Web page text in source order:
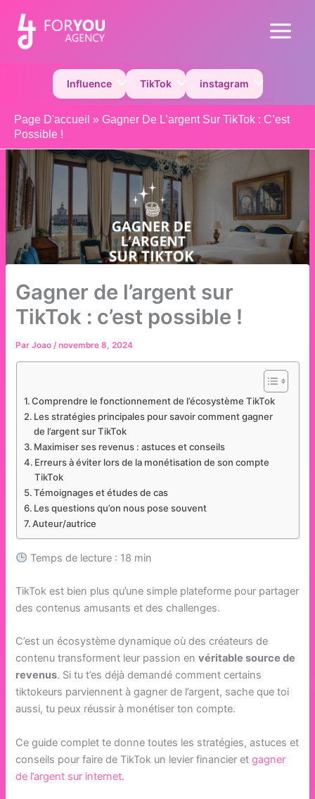
contenu
Main
InfluencePermutateur de Menu
TikTokPermutateur de Menu
instagramPermutateur
Page D'accueil » Gagner De L’argent Sur TikTok : C’est
Possible !
Gagner de l’argent sur
TikTok : c’est possible !
ParJoao /novembre 8, 2024
Comprendre le fonctionnement de l’écosystème TikTok
Les stratégies principales pour savoir comment gagner
de l’argent sur TikTok
Maximiser ses revenus : astuces et conseils
Erreurs à éviter lors de la monétisation de son compte
TikTok
Témoignages et études de cas
Les questions qu’on nous pose souvent
Auteur/autrice
Temps de lecture : 18 min
TikTok est bien plus qu’une simple plateforme pour partager
des contenus amusants et des challenges.
C’est un écosystème dynamique où des créateurs de
contenu transforment leur passion envéritable source de
revenus. Si tu t’es déjà demandé comment certains
tiktokeurs parviennent à gagner de l’argent, sache que toi
aussi, tu peux réussir à monétiser ton compte.
Ce guide complet te donne toutes les stratégies, astuces et
conseils pour faire de TikTok un levier financier etgagner
de l’argent sur internet.